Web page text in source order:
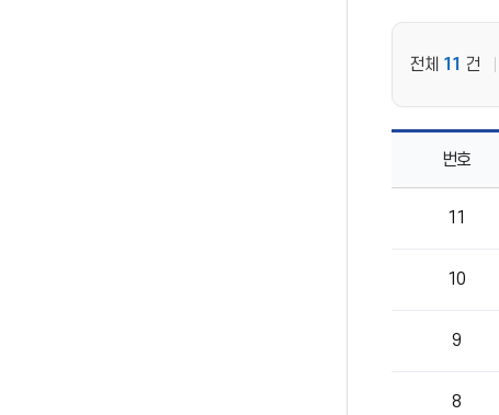
전체 11 건
번호
11
10
9
8